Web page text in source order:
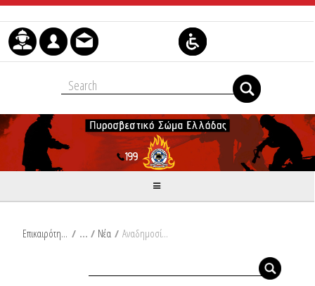
Skip to Content
Επικαιρότητα / Νέα / Αναδημοσίευση Δελτίου Τύπου Υπουργείου Κλιματικής Κρίσης και Πολιτικής Προστασίας: Επιδείνωση του καιρού προβλέπεται από το απόγευμα της Κυριακής με κατά τόπους ισχυρές βροχές και καταιγίδες, αισθητή πτώση της θερμοκρασίας και πρόσκαιρα πυκνές χιονοπτώσεις στα ορεινά, καθώς και στα κεντρικά και βόρεια ημιορεινά